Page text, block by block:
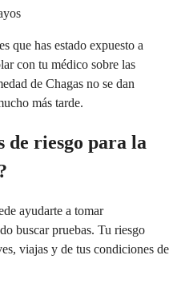
que has estado expuesto a
con tu médico sobre las
de Chagas no se dan
más tarde.
de riesgo para la
ayudarte a tomar
buscar pruebas. Tu riesgo
viajas y de tus condiciones de